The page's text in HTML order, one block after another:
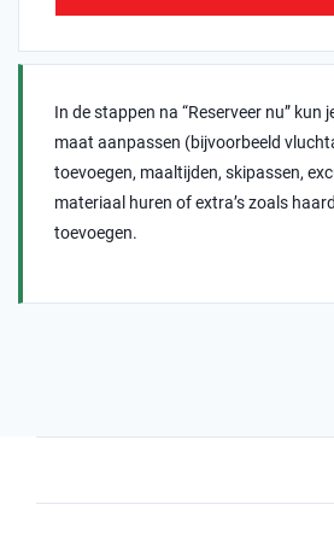
In de stappen na “Reserveer nu” kun
maat aanpassen (bijvoorbeeld
toevoegen, maaltijden, skipassen,
materiaal huren of extra’s zoals
toevoegen.